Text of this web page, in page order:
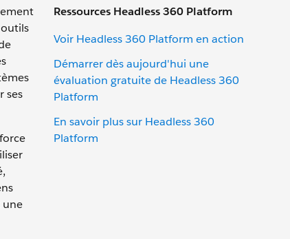
Ressources Headless 360 Platform
Voir Headless 360 Platform en action
Démarrer dès aujourd'hui une
évaluation gratuite de Headless 360
Platform
En savoir plus sur Headless 360
Platform
ses
une